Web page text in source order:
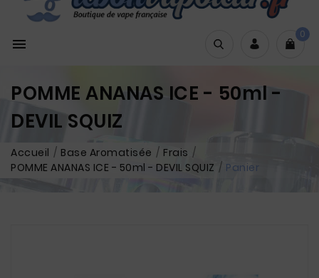

0
POMME ANANAS ICE - 50ml -
DEVIL SQUIZ
Accueil Base Aromatisée
Frais
POMME ANANAS ICE - 50ml - DEVIL SQUIZ
Panier